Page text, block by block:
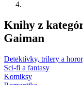
Knihy z
Gaiman
Detektívky, trilery a
Sci-fi a fantasy
Komiksy